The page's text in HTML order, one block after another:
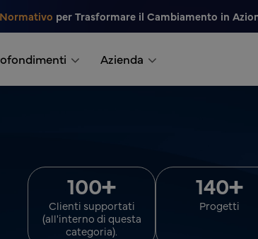
per Trasformare il Cambiamento in
Azienda
100+
Clienti supportati
(all'interno di questa
categoria).
140+
Progetti